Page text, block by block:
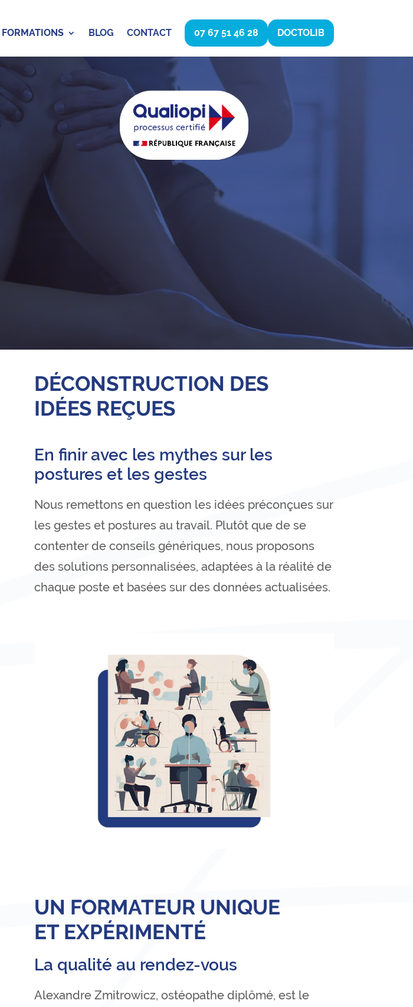
FORMATIONS BLOG CONTACT 07 67 51 46 28 DOCTOLIB
DÉCONSTRUCTION DES
IDÉES REÇUES
En finir avec les mythes sur les
postures et les gestes
Nous remettons en question les idées préconçues sur
les gestes et postures au travail. Plutôt que de se
contenter de conseils génériques, nous proposons
des solutions personnalisées, adaptées à la réalité de
chaque poste et basées sur des données actualisées.
UN FORMATEUR UNIQUE
ET EXPÉRIMENTÉ
La qualité au rendez-vous
Alexandre Zmitrowicz, ostéopathe diplômé, est le